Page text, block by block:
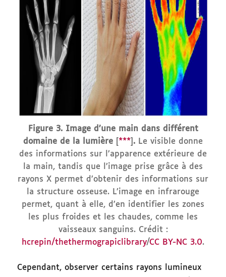
Figure 3. Image d’une main dans différent
domaine de la lumière
*** . Le visible donne
des informations sur l’apparence extérieure de
la main, tandis que l’image prise grâce à des
rayons X permet d’obtenir des informations sur
la structure osseuse. L’image en infrarouge
permet, quant à elle, d’en identifier les zones
les plus froides et les chaudes, comme les
vaisseaux sanguins. Crédit :
hcrepin/thethermograpiclibrary/CC BY-NC 3.0.
Cependant, observer certains rayons lumineux